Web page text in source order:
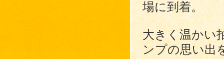
場に到着。
大きく温かい
ンプの思い出